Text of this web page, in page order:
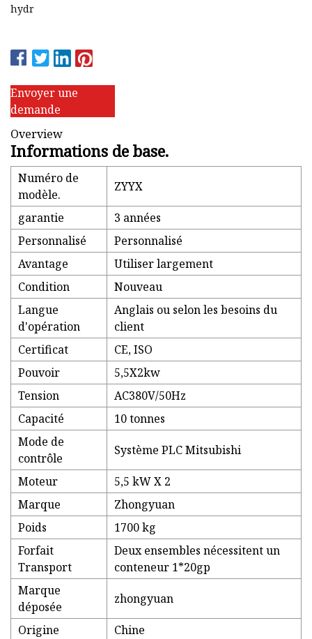
hydr
Envoyer une
demande
Overview
Informations de base.
Numéro de
modèle.
ZYYX
garantie
3 années
Personnalisé
Personnalisé
Avantage
Utiliser largement
Condition
Nouveau
Langue
d'opération
Anglais ou selon les besoins du
client
Certificat
CE, ISO
Pouvoir
5,5X2kw
Tension
AC380V/50Hz
Capacité
10 tonnes
Mode de
contrôle
Système PLC Mitsubishi
Moteur
5,5 kW X 2
Marque
Zhongyuan
Poids
1700 kg
Forfait
Transport
Deux ensembles nécessitent un
conteneur 1*20gp
Marque
déposée
zhongyuan
Origine
Chine